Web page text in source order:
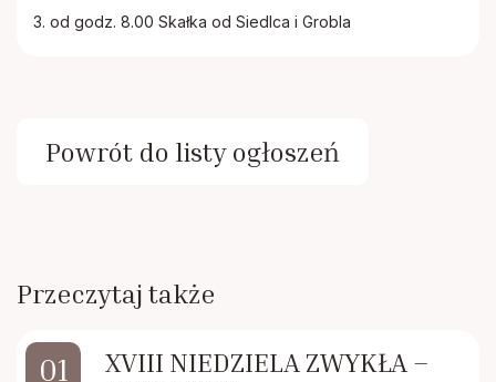
3. od godz. 8.00 Skałka od Siedlca i Grobla
Powrót do listy ogłoszeń
Przeczytaj także
01
XVIII NIEDZIELA ZWYKŁA –